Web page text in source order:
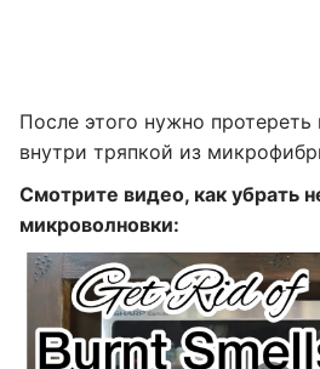
После этого нужно
внутри тряпкой из
Смотрите видео, как убрать
микроволновки: